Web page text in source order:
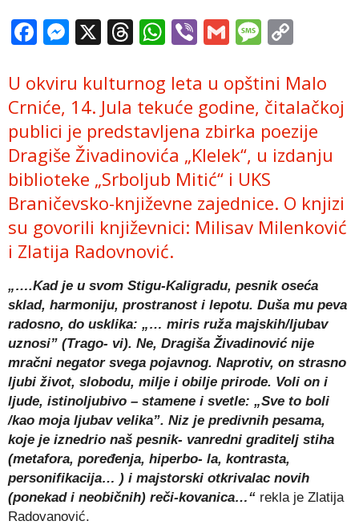
Facebook
Messenger
X Threads
WhatsApp
ViberGmail
U okviru kulturnog leta u opštini Malo
Crniće, 14. Jula tekuće godine, čitalačkoj
publici je predstavljena zbirka poezije
Dragiše Živadinovića „Klelek“, u izdanju
biblioteke „Srboljub Mitić“ i UKS
Braničevsko-književne zajednice. O knjizi
su govorili književnici: Milisav Milenković
i Zlatija Radovnović.
„….Kad je u svom Stigu-Kaligradu, pesnik oseća
sklad, harmoniju, prostranost i lepotu. Duša mu peva
radosno, do usklika: „… miris ruža majskih/ljubav
uznosi” (Trago- vi). Ne, Dragiša Živadinović nije
mračni negator svega pojavnog. Naprotiv, on strasno
ljubi život, slobodu, milje i obilje prirode. Voli on i
ljude, istinoljubivo – stamene i svetle: „Sve to boli
/kao moja ljubav velika”. Niz je predivnih pesama,
koje je iznedrio naš pesnik- vanredni graditelj stiha
(metafora, poređenja, hiperbo- la, kontrasta,
personifikacija… ) i majstorski otkrivalac novih
(ponekad i neobičnih) reči-kovanica…“ rekla je Zlatija
Radovanović.